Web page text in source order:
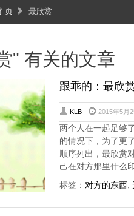
页 最欣赏
" 有关的文章
跟乖的：最欣
KLB- 2015年5月
两个人在一起足够
的情况下，为了更
顺序列出，最欣赏
己在对方那里什么
标签： 对方的东西,